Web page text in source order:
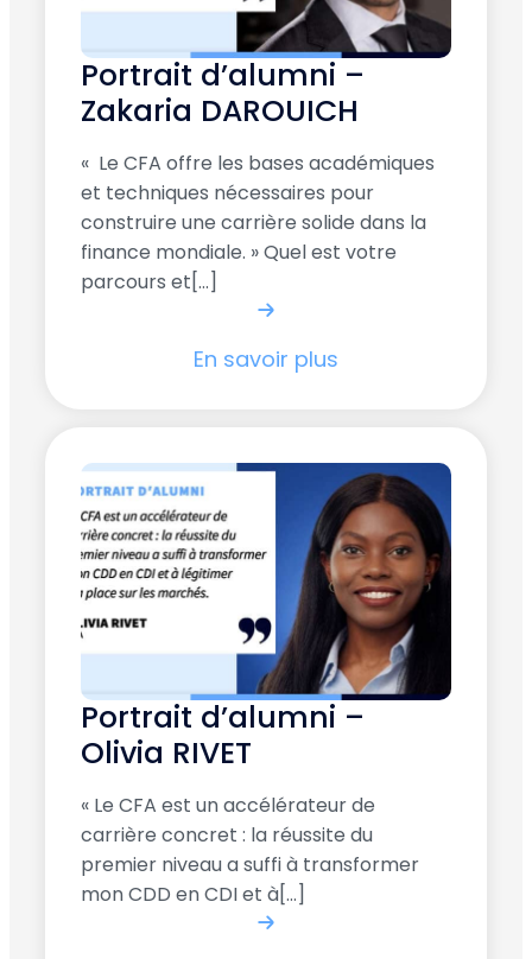
Portrait d’alumni –
Zakaria DAROUICH
« Le CFA offre les bases académiques
et techniques nécessaires pour
construire une carrière solide dans la
finance mondiale. » Quel est votre
parcours et[...]
En savoir plus
Portrait d’alumni –
Olivia RIVET
« Le CFA est un accélérateur de
carrière concret : la réussite du
premier niveau a suffi à transformer
mon CDD en CDI et à[...]